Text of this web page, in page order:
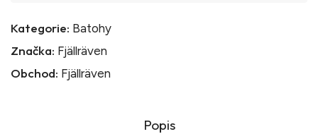
Kategorie: Batohy
Značka: Fjällräven
Obchod: Fjällräven
Popis